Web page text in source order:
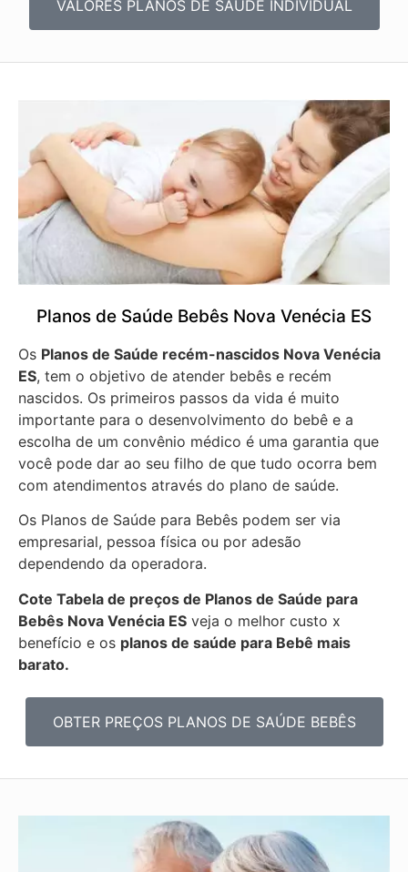
VALORES PLANOS DE SAÚDE INDIVIDUAL
Planos de Saúde Bebês Nova Venécia ES
Os Planos de Saúde recém-nascidos Nova Venécia
ES, tem o objetivo de atender bebês e recém
nascidos. Os primeiros passos da vida é muito
importante para o desenvolvimento do bebê e a
escolha de um convênio médico é uma garantia que
você pode dar ao seu filho de que tudo ocorra bem
com atendimentos através do plano de saúde.
Os Planos de Saúde para Bebês podem ser via
empresarial, pessoa física ou por adesão
dependendo da operadora.
Cote Tabela de preços de Planos de Saúde para
Bebês Nova Venécia ES veja o melhor custo x
benefício e os planos de saúde para Bebê mais
barato.
OBTER PREÇOS PLANOS DE SAÚDE BEBÊS